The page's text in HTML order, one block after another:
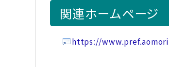
関連ホームページ
https://